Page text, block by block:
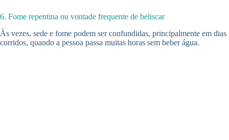
6. Fome repentina ou vontade frequente de beliscar
Às vezes, sede e fome podem ser confundidas, principalmente em dias
corridos, quando a pessoa passa muitas horas sem beber água.